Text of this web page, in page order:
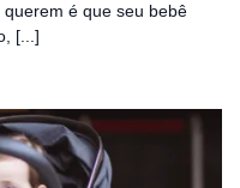
é que seu bebê
[...]